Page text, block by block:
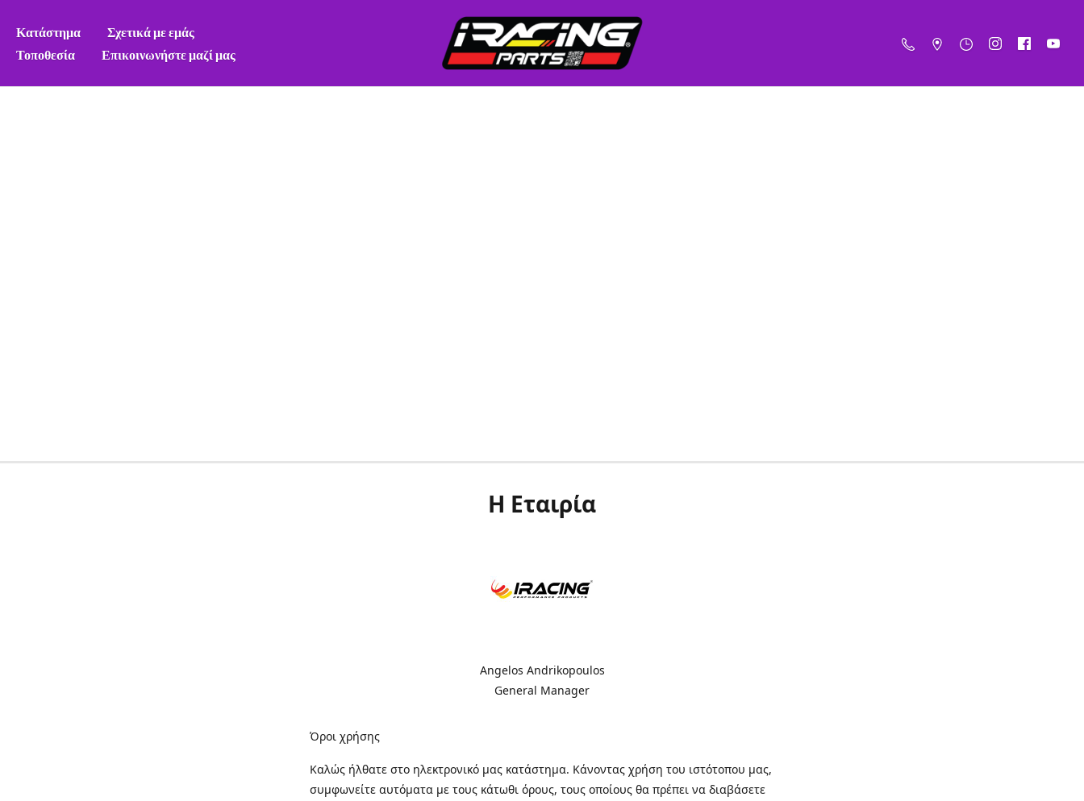
Κατάστημα
Σχετικά με εμάς
Τοποθεσία
Επικοινωνήστε μαζί μας
Η Εταιρία
Angelos Andrikopoulos
General Manager
Όροι χρήσης
Καλώς ήλθατε στo ηλεκτρονικό μας κατάστημα. Κάνοντας χρήση του ιστότοπου μας,
συμφωνείτε αυτόματα με τους κάτωθι όρους, τους οποίους θα πρέπει να διαβάσετε